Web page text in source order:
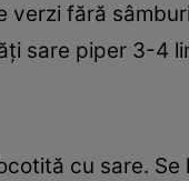
verzi fără
sare piper 3-4
cu sare.